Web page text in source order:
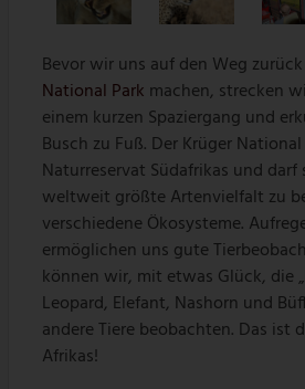
Bevor wir uns auf den Weg
National Park machen, strecken
einem kurzen Spaziergang und
Busch zu Fuß. Der Krüger
Naturreservat Südafrikas und
weltweit größte Artenvielfalt zu
verschiedene Ökosysteme.
ermöglichen uns gute
können wir, mit etwas Glück, die
Leopard, Elefant, Nashorn und
andere Tiere beobachten. Das ist
Afrikas!